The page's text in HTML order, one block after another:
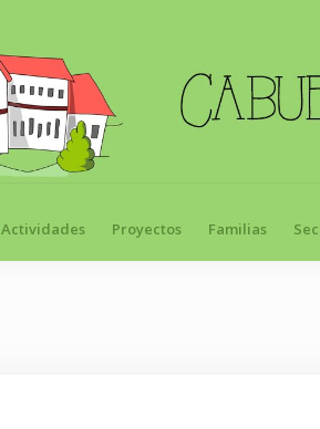
Actividades Proyectos Familias